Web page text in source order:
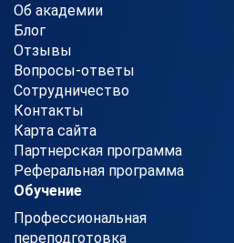
Об академии
Блог
Отзывы
Вопросы-ответы
Сотрудничество
Контакты
Карта сайта
Партнерская программа
Реферальная программа
Обучение
Профессиональная
переподготовка